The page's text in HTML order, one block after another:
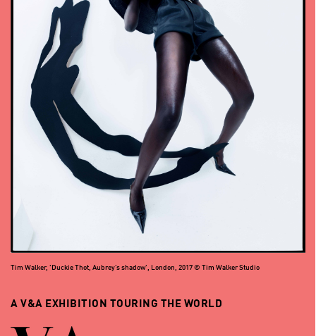
Tim Walker, 'Duckie Thot, Aubrey’s shadow', London, 2017 © Tim Walker Studio
A V&A EXHIBITION TOURING THE WORLD